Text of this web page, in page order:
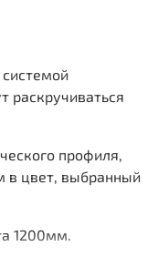
раскручиваться
профиля,
в цвет, выбранный
1200мм.